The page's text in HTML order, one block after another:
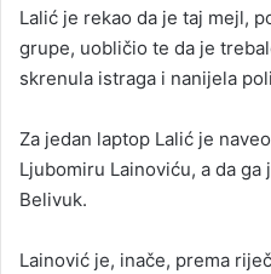
Lalić je rekao da je taj mejl,
grupe, uobličio te da je
skrenula istraga i nanijela
Za jedan laptop Lalić je
Ljubomiru Lainoviću, a da
Belivuk.
Lainović je, inače, prema